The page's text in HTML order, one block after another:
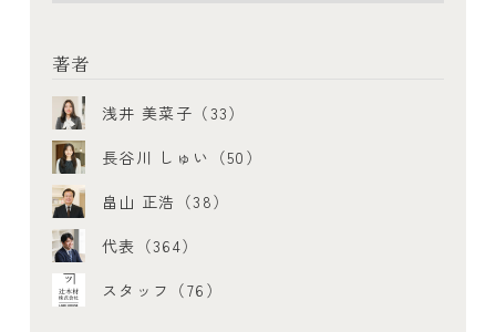
著者
浅井 美菜子（33）
長谷川 しゅい（50）
畠山 正浩（38）
代表（364）
スタッフ（76）